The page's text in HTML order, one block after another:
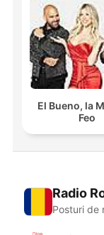
El Bueno, la
Feo
Radio
Posturi de